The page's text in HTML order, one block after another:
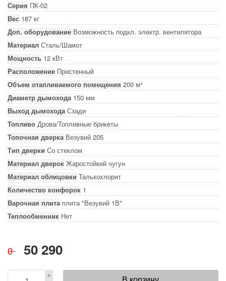
Серия ПК-02
Вес 187 кг
Доп. оборудование Возможность подкл. электр. вентилятора
Материал Сталь/Шамот
Мощность 12 кВт
Расположение Пристенный
Объем отапливаемого помещения 200 м³
Диаметр дымохода 150 мм
Выход дымохода Сзади
Топливо Дрова/Топливные брикеты
Топочная дверка Везувий 205
Тип дверки Со стеклом
Материал дверок Жаростойкий чугун
Материал облицовки Талькохлорит
Количество конфорок 1
Варочная плита плита "Везувий 1В"
Теплообменник Нет
0 50 290